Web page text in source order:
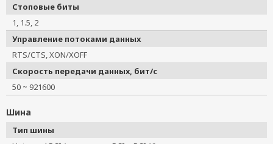
Стоповые биты
1, 1.5, 2
Управление потоками данных
RTS/CTS, XON/XOFF
Скорость передачи данных, бит/с
50 ~ 921600
Шина
Тип шины